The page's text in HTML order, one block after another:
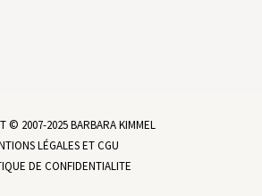
© 2007-2025 BARBARA KIMMEL
LÉGALES ET CGU
DE CONFIDENTIALITE